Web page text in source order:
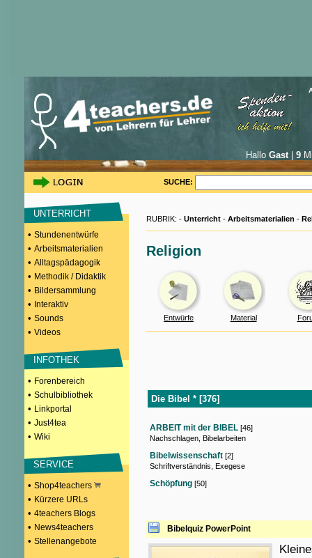
Hallo Gast| 9
SUCHE:
UNTERRICHT
• Stundenentwürfe
• Arbeitsmaterialien
• Alltagspädagogik
• Methodik / Didaktik
• Bildersammlung
• Interaktiv
• Sounds
• Videos
INFOTHEK
• Forenbereich
• Schulbibliothek
• Linkportal
• Just4tea
• Wiki
SERVICE
• Shop4teachers
• Kürzere URLs
• 4teachers Blogs
• News4teachers
• Stellenangebote
RUBRIK: - Unterricht - Arbeitsmaterialien -
Religion
Entwürfe Material
Die Bibel * [376]
ARBEIT mit der BIBEL [46]
Nachschlagen, Bibelarbeiten
Bibelwissenschaft [2]
Schriftverständnis, Exegese
Schöpfung [50]
Bibelquiz PowerPoint